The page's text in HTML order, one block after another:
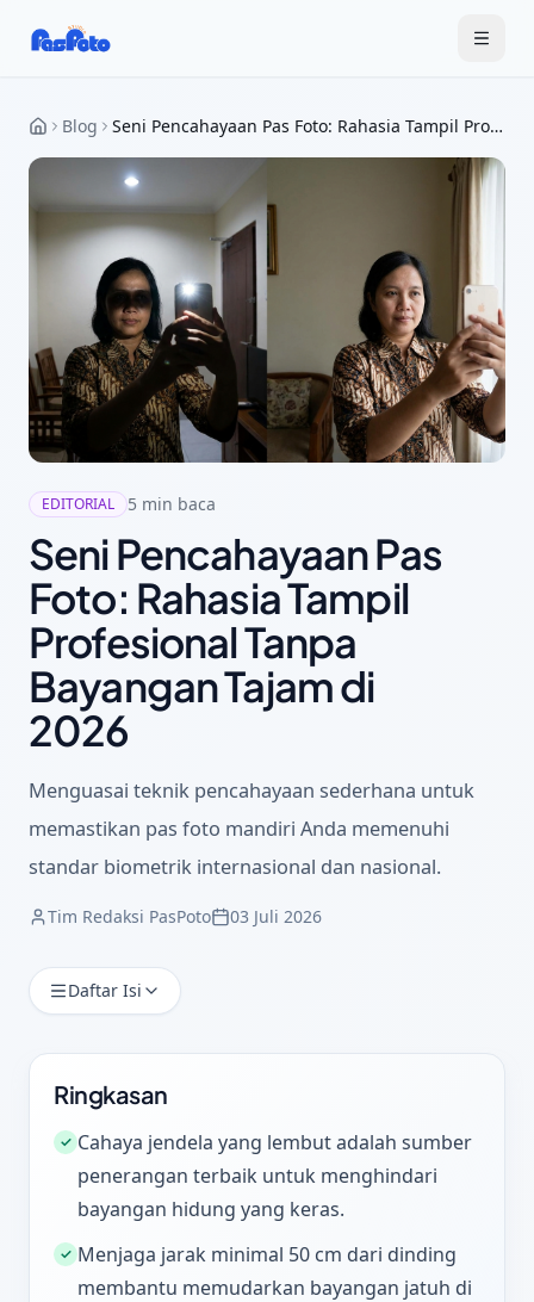
Blog Seni Pencahayaan Pas Foto: Rahasia Tampil Profesional Tanpa Bayangan Tajam di 2026
EDITORIAL 5 min baca
Seni Pencahayaan Pas
Foto: Rahasia Tampil
Profesional Tanpa
Bayangan Tajam di
2026
Menguasai teknik pencahayaan sederhana untuk
memastikan pas foto mandiri Anda memenuhi
standar biometrik internasional dan nasional.
Tim Redaksi PasPoto 03 Juli 2026
Daftar Isi
Ringkasan
✓ Cahaya jendela yang lembut adalah sumber
penerangan terbaik untuk menghindari
bayangan hidung yang keras.
✓ Menjaga jarak minimal 50 cm dari dinding
membantu memudarkan bayangan jatuh di